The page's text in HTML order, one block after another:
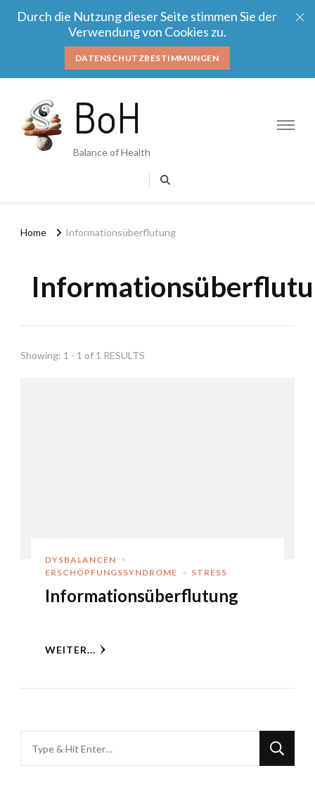
Durch die Nutzung dieser Seite stimmen Sie der
Verwendung von Cookies zu.
DATENSCHUTZBESTIMMUNGEN
BoH
Balance of Health
Home Informationsüberflutung
Showing: 1 - 1 of 1 RESULTS
DYSBALANCEN
ERSCHÖPFUNGSSYNDROME
STRESS
Informationsüberflutung
WEITER...